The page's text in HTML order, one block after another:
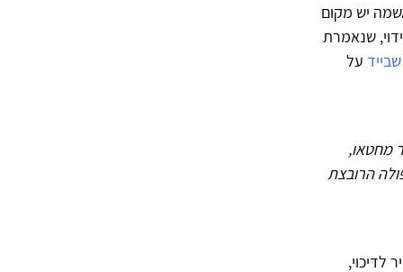
יש מקום
שנאמרת
על
מחטאו,
הרובצת
לדיכוי,